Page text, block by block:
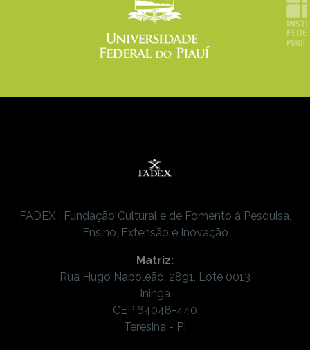
FADEX | Fundação Cultural e de Fomento à Pesquisa,
Ensino, Extensão e Inovação
Matriz:
Rua Hugo Napoleão, 2891, Lote 0013
Ininga
CEP 64048-440
Teresina - PI